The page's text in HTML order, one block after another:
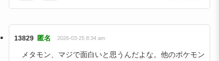
13829 匿名 2026-03-25 8:34 am
メタモン、マジで面白いと思うんだよな。他のポケモン